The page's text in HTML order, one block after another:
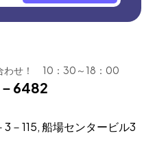
わせ！ 10：30～18：00
6482
－115, 船場センタービル3